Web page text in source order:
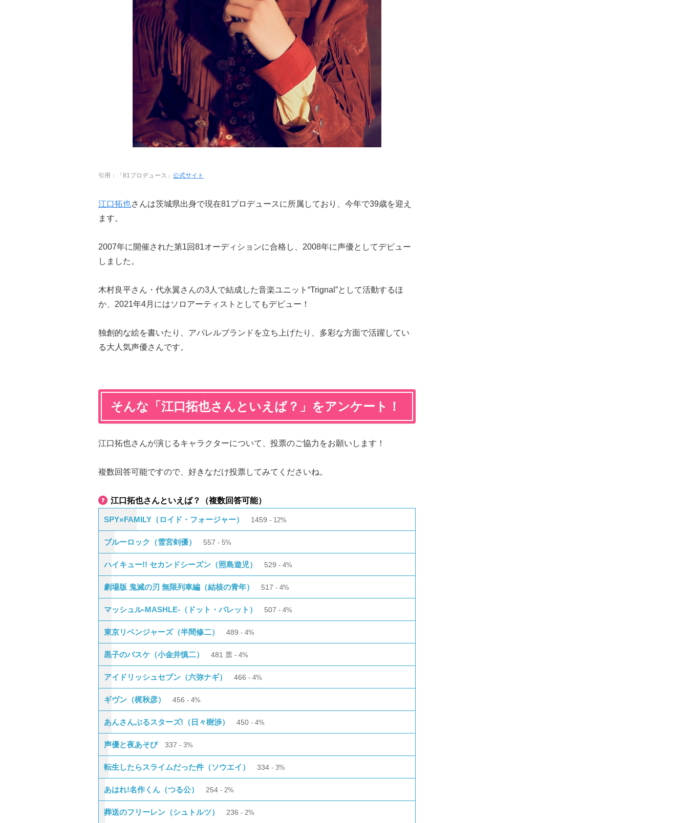
引用：「81プロデュース」 公式サイト
江口拓也さんは茨城県出身で現在81プロデュースに所属しており、今年で39歳を迎え
ます。
2007年に開催された第1回81オーディションに合格し、2008年に声優としてデビュー
しました。
木村良平さん・代永翼さんの3人で結成した音楽ユニット“Trignal”として活動するほ
か、2021年4月にはソロアーティストとしてもデビュー！
独創的な絵を書いたり、アパレルブランドを立ち上げたり、多彩な方面で活躍してい
る大人気声優さんです。
そんな「江口拓也さんといえば？」をアンケート！
江口拓也さんが演じるキャラクターについて、投票のご協力をお願いします！
複数回答可能ですので、好きなだけ投票してみてくださいね。
江口拓也さんといえば？（複数回答可能）
SPY×FAMILY（ロイド・フォージャー） 1459 12%
ブルーロック（雪宮剣優） 557 5%
ハイキュー!! セカンドシーズン（照島遊児） 529 4%
劇場版 鬼滅の刃 無限列車編（結核の青年） 517 4%
マッシュル-MASHLE-（ドット・バレット） 507 4%
東京リベンジャーズ（半間修二） 489 4%
黒子のバスケ（小金井慎二） 481 票 4%
アイドリッシュセブン（六弥ナギ） 466 4%
ギヴン（梶秋彦） 456 4%
あんさんぶるスターズ!（日々樹渉） 450 4%
声優と夜あそび 337 3%
転生したらスライムだった件（ソウエイ） 334 3%
あはれ!名作くん（つる公） 254 2%
葬送のフリーレン（シュトルツ） 236 2%